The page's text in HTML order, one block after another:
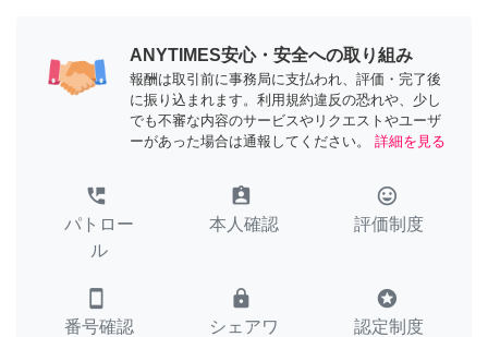
ANYTIMES安心・安全への取り組み
報酬は取引前に事務局に支払われ、評価・完了後
に振り込まれます。利用規約違反の恐れや、少し
でも不審な内容のサービスやリクエストやユーザ
ーがあった場合は通報してください。
詳細を見る
perm_phone_msg
パトロー
ル
assignment_ind
本人確認
tag_faces
評価制度
smartphone
番号確認
lock
シェアワ
stars
認定制度